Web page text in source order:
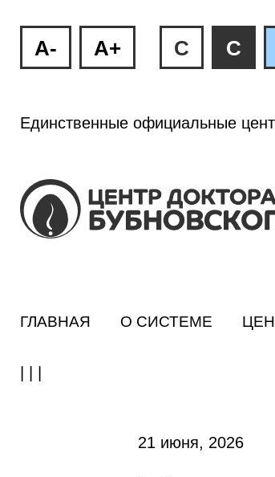
A- A+ C C
Единственные официальные
ГЛАВНАЯ О СИСТЕМЕ
21 июня, 2026